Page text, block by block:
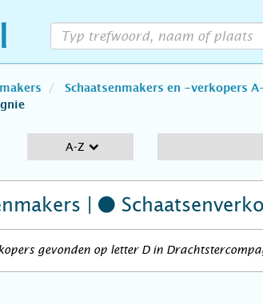
Schaatsenmakers en -verkopers
A-Z
|
gevonden op letter D in